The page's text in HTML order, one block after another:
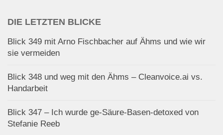
DIE LETZTEN BLICKE
Blick 349 mit Arno Fischbacher auf Ähms und wie wir
sie vermeiden
Blick 348 und weg mit den Ähms – Cleanvoice.ai vs.
Handarbeit
Blick 347 – Ich wurde ge-Säure-Basen-detoxed von
Stefanie Reeb